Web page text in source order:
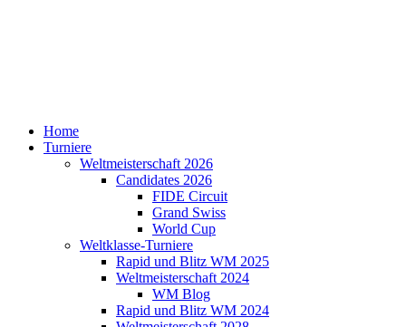
Home
Turniere
Weltmeisterschaft 2026
Candidates 2026
FIDE Circuit
Grand Swiss
World Cup
Weltklasse-Turniere
Rapid und Blitz WM 2025
Weltmeisterschaft 2024
WM Blog
Rapid und Blitz WM 2024